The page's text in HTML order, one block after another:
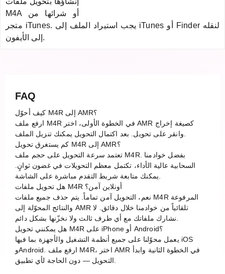
M4A أو شرائها من
متجر iTunes. يجب استيراد الملف إلى iTunes أو Finder لنقله
إلى الأيفون.
FAQ
كيف أحوّل M4R إلى AMR؟
ارفع ملف M4R في الخطوة الأولى، اختر AMR كصيغة إخراج
كم يستغرق تحويل M4R إلى AMR؟
تعتمد سرعة التحويل على حجم ملف M4R. بفضل خوادمنا
السحابية عالية الأداء، تكتمل معظم التحويلات في غضون ثوانٍ.
هل تحويل ملفات M4R أونلاين آمن؟
نعم، التحويل آمن تماماً. يتم حذف جميع ملفات M4R المرفوعة
والنتائج المحوّلة إلى AMR تلقائياً من خوادمنا خلال دقائق. لا
هل يمكنني تحويل M4R على iPhone أو Android؟
يعمل محوّلنا على جميع أنظمة التشغيل والأجهزة بما فيها iOS
وAndroid. ارفع ملف M4R، اختر AMR في الخطوة الثانية وابدأ